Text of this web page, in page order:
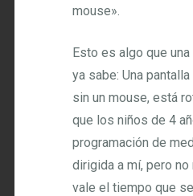
mouse».
Esto es algo que
ya sabe: Una
sin un mouse, está
que los niños de 4
programación de
dirigida a mí, pero no
vale el tiempo que